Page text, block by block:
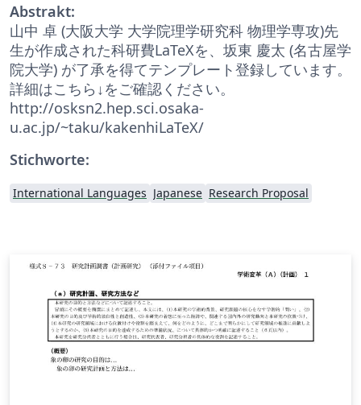
Abstrakt:
山中 卓 (大阪大学 大学院理学研究科 物理学専攻)先
生が作成された科研費LaTeXを、坂東 慶太 (名古屋学
院大学) が了承を得てテンプレート登録しています。
詳細はこちら↓をご確認ください。
http://osksn2.hep.sci.osaka-
u.ac.jp/~taku/kakenhiLaTeX/
Stichworte:
International Languages Japanese Research Proposal